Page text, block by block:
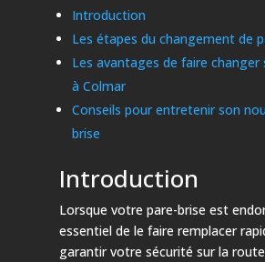
Introduction
Les étapes du changement de
Les avantages de faire changer
à Colmar
Conseils pour entretenir son
brise
Introduction
Lorsque votre pare-brise est
essentiel de le faire remplacer
garantir votre sécurité sur la